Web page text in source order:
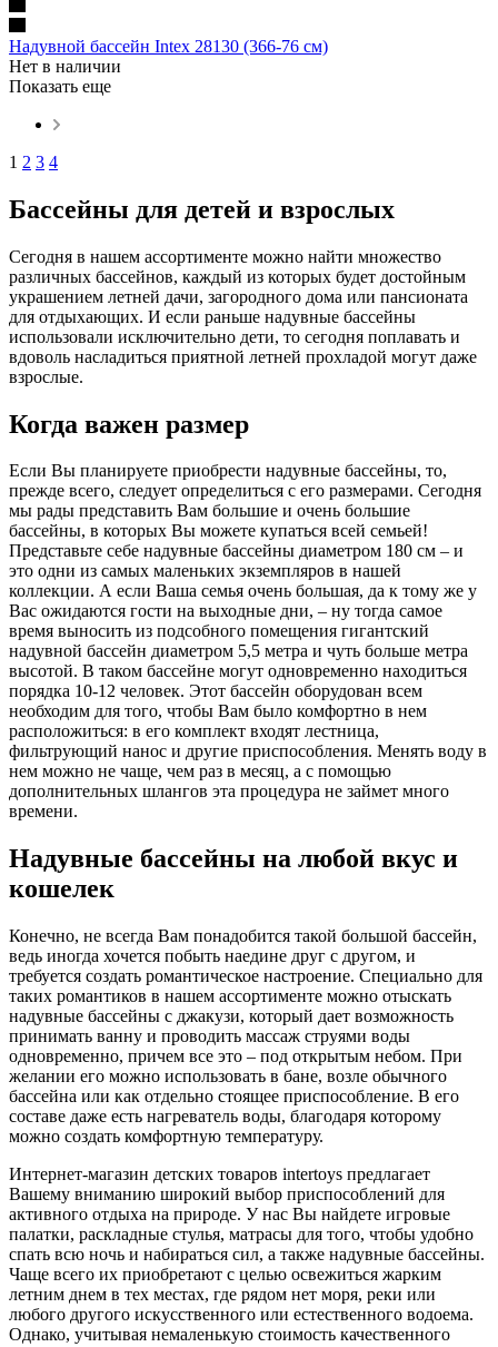
Надувной бассейн Intex 28130 (366-76 см)
Нет в наличии
Показать еще
1 2 3 4
Бассейны для детей и взрослых
Сегодня в нашем ассортименте можно найти множество
различных бассейнов, каждый из которых будет достойным
украшением летней дачи, загородного дома или пансионата
для отдыхающих. И если раньше надувные бассейны
использовали исключительно дети, то сегодня поплавать и
вдоволь насладиться приятной летней прохладой могут даже
взрослые.
Когда важен размер
Если Вы планируете приобрести надувные бассейны, то,
прежде всего, следует определиться с его размерами. Сегодня
мы рады представить Вам большие и очень большие
бассейны, в которых Вы можете купаться всей семьей!
Представьте себе надувные бассейны диаметром 180 см – и
это одни из самых маленьких экземпляров в нашей
коллекции. А если Ваша семья очень большая, да к тому же у
Вас ожидаются гости на выходные дни, – ну тогда самое
время выносить из подсобного помещения гигантский
надувной бассейн диаметром 5,5 метра и чуть больше метра
высотой. В таком бассейне могут одновременно находиться
порядка 10-12 человек. Этот бассейн оборудован всем
необходим для того, чтобы Вам было комфортно в нем
расположиться: в его комплект входят лестница,
фильтрующий нанос и другие приспособления. Менять воду в
нем можно не чаще, чем раз в месяц, а с помощью
дополнительных шлангов эта процедура не займет много
времени.
Надувные бассейны на любой вкус и
кошелек
Конечно, не всегда Вам понадобится такой большой бассейн,
ведь иногда хочется побыть наедине друг с другом, и
требуется создать романтическое настроение. Специально для
таких романтиков в нашем ассортименте можно отыскать
надувные бассейны с джакузи, который дает возможность
принимать ванну и проводить массаж струями воды
одновременно, причем все это – под открытым небом. При
желании его можно использовать в бане, возле обычного
бассейна или как отдельно стоящее приспособление. В его
составе даже есть нагреватель воды, благодаря которому
можно создать комфортную температуру.
Интернет-магазин детских товаров intertoys предлагает
Вашему вниманию широкий выбор приспособлений для
активного отдыха на природе. У нас Вы найдете игровые
палатки, раскладные стулья, матрасы для того, чтобы удобно
спать всю ночь и набираться сил, а также надувные бассейны.
Чаще всего их приобретают с целью освежиться жарким
летним днем в тех местах, где рядом нет моря, реки или
любого другого искусственного или естественного водоема.
Однако, учитывая немаленькую стоимость качественного